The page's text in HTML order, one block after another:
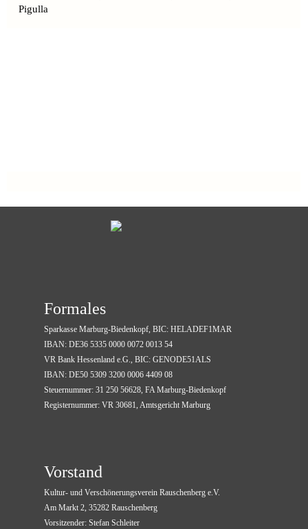
Pigulla
Formales
Sparkasse Marburg-Biedenkopf, BIC: HELADEF1MAR
IBAN: DE36 5335 0000 0072 0013 54
VR Bank Hessenland e.G., BIC: GENODE51ALS
IBAN: DE50 5309 3200 0006 4409 08
Steuernummer: 31 250 56628, FA Marburg-Biedenkopf
Registernummer: VR 30681, Amtsgericht Marburg
Vorstand
Kultur- und Verschönerungsverein Rauschenberg e.V.
Am Markt 2, 35282 Rauschenberg
Vorsitzender: Stefan Schleiter